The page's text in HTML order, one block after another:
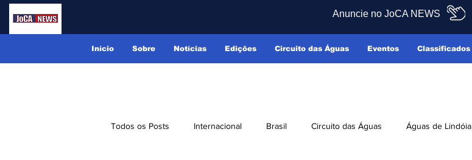
Início Sobre Notícias Edições Circuito das Águas Eventos Classificados
Anuncie no JoCA NEWS
Todos os Posts Internacional Brasil Circuito das Águas Águas de Lindóia